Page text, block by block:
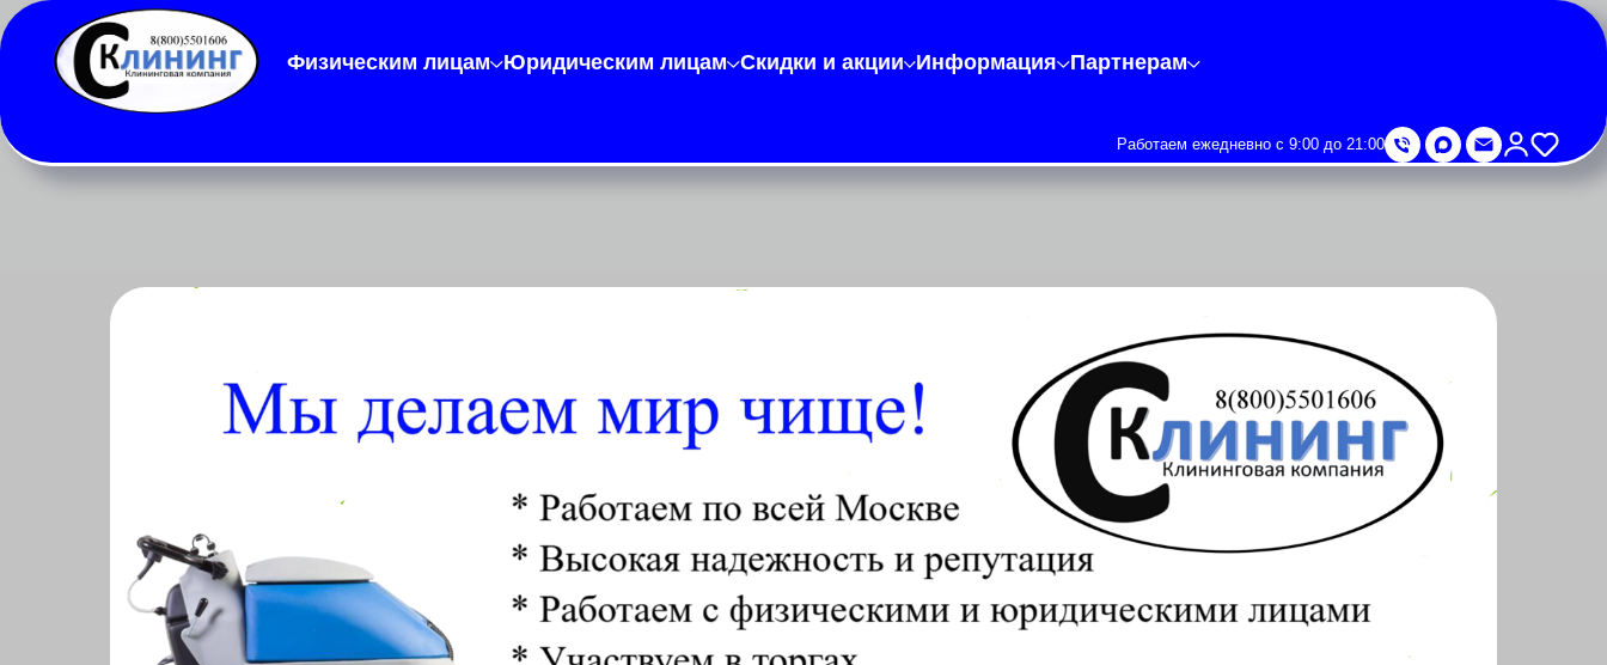
Физическим лицам Юридическим лицам Скидки и акции Информация Партнерам
Работаем ежедневно с 9:00 до 21:00